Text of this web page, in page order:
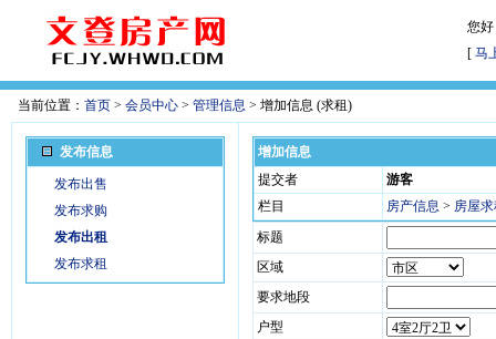
您
[ 马
当前位置： 首页 > 会员中心 > 管理信息 > 增加信息 (求租)
发布信息
发布出售
发布求购
发布出租
发布求租
增加信息
提交者
游客
栏目
房产信息 > 房屋
标题
区域
要求地段
户型